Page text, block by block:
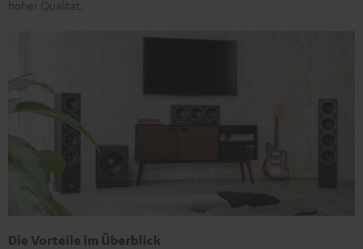
hoher Qualität.
Die Vorteile im Überblick